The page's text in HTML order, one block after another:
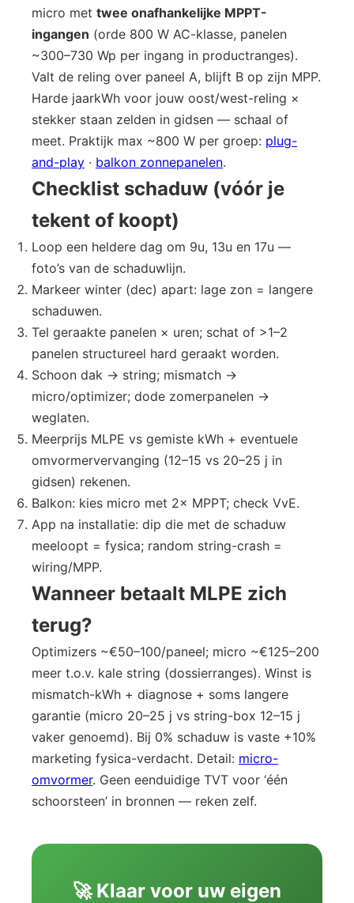
micro met twee onafhankelijke MPPT-
ingangen (orde 800 W AC-klasse, panelen
~300–730 Wp per ingang in productranges).
Valt de reling over paneel A, blijft B op zijn MPP.
Harde jaarkWh voor jouw oost/west-reling ×
stekker staan zelden in gidsen — schaal of
meet. Praktijk max ~800 W per groep: plug-
and-play · balkon zonnepanelen.
Checklist schaduw (vóór je
tekent of koopt)
Loop een heldere dag om 9u, 13u en 17u —
foto’s van de schaduwlijn.
Markeer winter (dec) apart: lage zon = langere
schaduwen.
Tel geraakte panelen × uren; schat of >1–2
panelen structureel hard geraakt worden.
Schoon dak → string; mismatch →
micro/optimizer; dode zomerpanelen →
weglaten.
Meerprijs MLPE vs gemiste kWh + eventuele
omvormervervanging (12–15 vs 20–25 j in
gidsen) rekenen.
Balkon: kies micro met 2× MPPT; check VvE.
App na installatie: dip die met de schaduw
meeloopt = fysica; random string-crash =
wiring/MPP.
Wanneer betaalt MLPE zich
terug?
Optimizers ~€50–100/paneel; micro ~€125–200
meer t.o.v. kale string (dossierranges). Winst is
mismatch-kWh + diagnose + soms langere
garantie (micro 20–25 j vs string-box 12–15 j
vaker genoemd). Bij 0% schaduw is vaste +10%
marketing fysica-verdacht. Detail: micro-
omvormer. Geen eenduidige TVT voor ‘één
schoorsteen’ in bronnen — reken zelf.
🚀 Klaar voor uw eigen